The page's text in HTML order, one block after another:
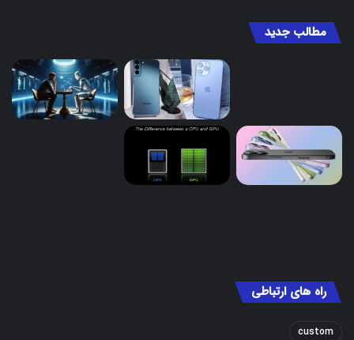
مطالب جدید
راه های ارتباطی
custom